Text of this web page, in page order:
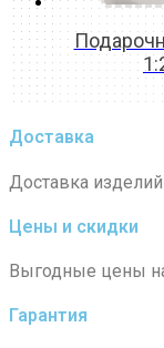
Доставка
Доставка
Цены и скидки
Выгодные цены
Гарантия